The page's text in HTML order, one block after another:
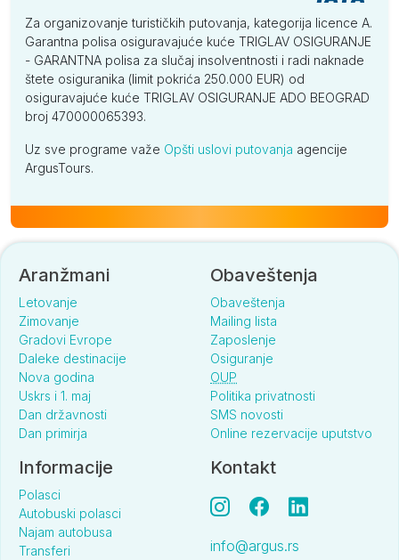
Za organizovanje turističkih putovanja, kategorija licence A.
Garantna polisa osiguravajuće kuće TRIGLAV OSIGURANJE
- GARANTNA polisa za slučaj insolventnosti i radi naknade
štete osiguranika (limit pokrića 250.000 EUR) od
osiguravajuće kuće TRIGLAV OSIGURANJE ADO BEOGRAD
broj 470000065393.
Uz sve programe važe Opšti uslovi putovanja agencije
ArgusTours.
Aranžmani
Letovanje
Zimovanje
Gradovi Evrope
Daleke destinacije
Nova godina
Uskrs i 1. maj
Dan državnosti
Dan primirja
Obaveštenja
Obaveštenja
Mailing lista
Zaposlenje
Osiguranje
OUP
Politika privatnosti
SMS novosti
Online rezervacije uputstvo
Informacije
Polasci
Autobuski polasci
Najam autobusa
Transferi
Kontakt
info@argus.rs